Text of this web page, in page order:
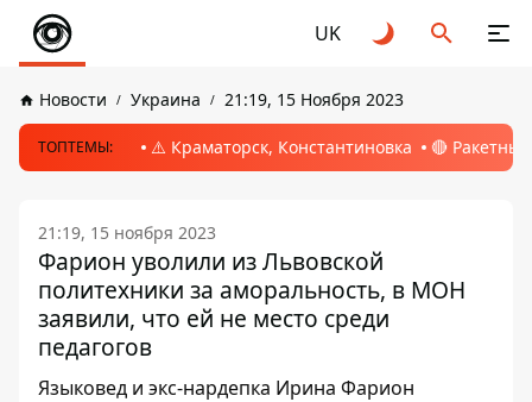
UK
Новости Украина 21:19, 15 Ноября 2023
ТОПТЕМЫ: ⚠️ Краматорск, Константиновка 🔴
21:19, 15 ноября 2023
Фарион уволили из Львовской
политехники за аморальность, в МОН
заявили, что ей не место среди
педагогов
Языковед и экс-нардепка Ирина Фарион